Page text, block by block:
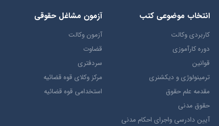
انتخاب​ موضوعي​ کتب
کاربردی وکالت
دوره کارآموزی
قوانین
ترمينولوژي و ديکشنري
مقدمه علم حقوق
حقوق مدني
آيين دادرسي ​واجراي ​احکام ​مدني
آزمون مشاغل حقوقی
آزمون وکالت
قضاوت
سردفتری
مرکز وکلای قوه قضائیه
استخدامی قوه قضائیه